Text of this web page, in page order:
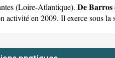
(Loire-Atlantique). De Barros
en 2009. Il exerce sous la